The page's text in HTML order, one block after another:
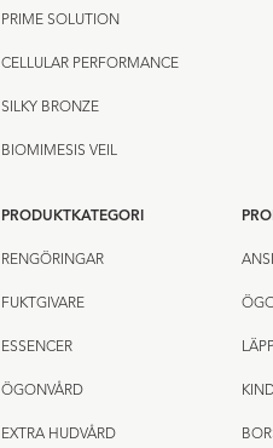
PRIME SOLUTION
CELLULAR PERFORMANCE
SILKY BRONZE
BIOMIMESIS VEIL
PRODUKTKATEGORI
RENGÖRINGAR
FUKTGIVARE
ESSENCER
ÖGONVÅRD
EXTRA HUDVÅRD